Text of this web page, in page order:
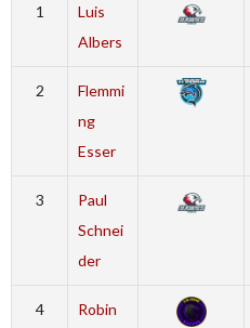
1
Luis
Albers
2
Flemmi
ng
Esser
3
Paul
Schnei
der
4
Robin